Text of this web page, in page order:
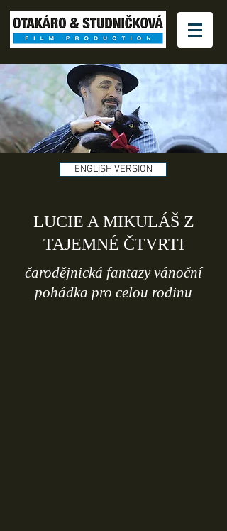
ENGLISH VERSION
LUCIE A MIKULÁŠ Z
TAJEMNÉ ČTVRTI
čarodějnická fantazy vánoční
pohádka pro celou rodinu